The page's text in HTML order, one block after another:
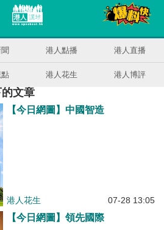
港人點播 港人直播
港人花生 港人博評
文章
【今日網圖】中國智造
港人花生 07-28 13:05
【今日網圖】領先國際